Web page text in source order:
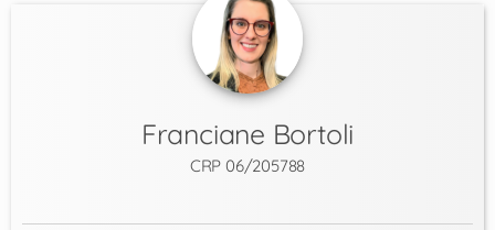
Franciane Bortoli
CRP 06/205788